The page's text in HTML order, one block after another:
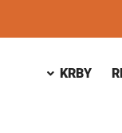
KRBY